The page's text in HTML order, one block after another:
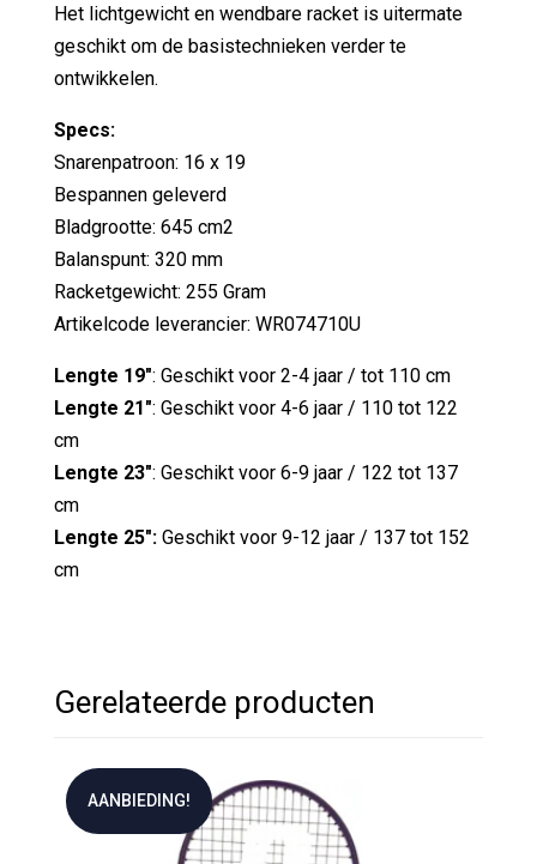
Het lichtgewicht en wendbare racket is uitermate
geschikt om de basistechnieken verder te
ontwikkelen.
Specs:
Snarenpatroon: 16 x 19
Bespannen geleverd
Bladgrootte: 645 cm2
Balanspunt: 320 mm
Racketgewicht: 255 Gram
Artikelcode leverancier: WR074710U
Lengte 19": Geschikt voor 2-4 jaar / tot 110 cm
Lengte 21": Geschikt voor 4-6 jaar / 110 tot 122
cm
Lengte 23": Geschikt voor 6-9 jaar / 122 tot 137
cm
Lengte 25":Geschikt voor 9-12 jaar / 137 tot 152
cm
Gerelateerde producten
AANBIEDING!